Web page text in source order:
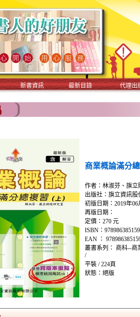
新書資訊 最新目錄 代理出
商業概論滿分
作者：林淑芬、旗立
出版社：旗立資訊股
初版日期：2019年06
再版日期：
定價：270 元
ISBN：
EAN ：
叢書系列： 商科--商
/
平裝 / 224頁
狀態：絕版